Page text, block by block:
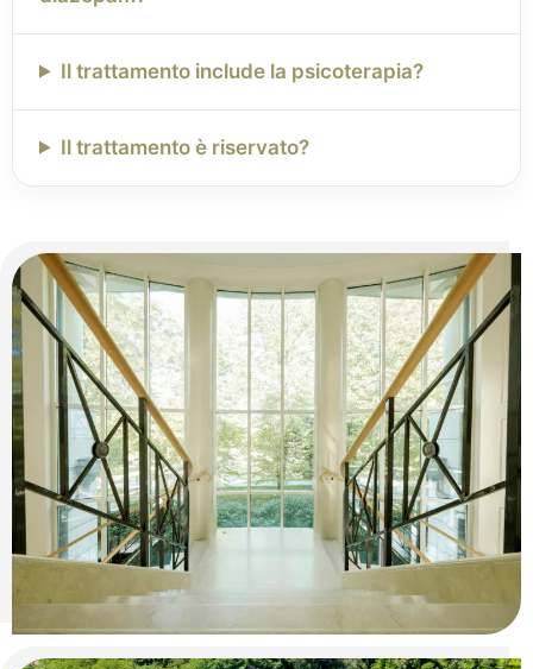
Il trattamento include la psicoterapia?
Il trattamento è riservato?